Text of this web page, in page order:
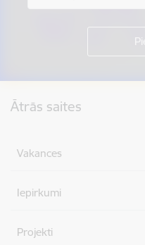
Ātrās saites
Vakances
Iepirkumi
Projekti